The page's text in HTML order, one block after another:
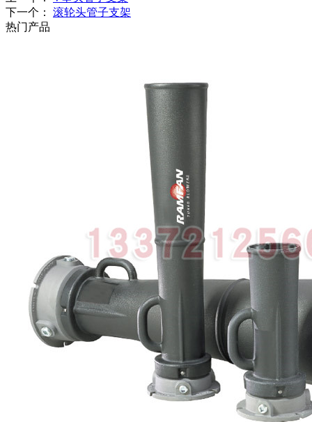
下一个： 滚轮头管子支架
热门产品